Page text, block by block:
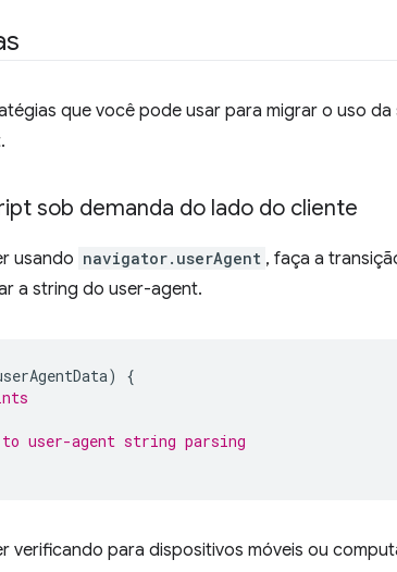
que você pode usar para migrar o uso
sob demanda do lado do cliente
usando navigator.userAgent , faça a
a string do user-agent.
)
{
user-agent string parsing
verificando para dispositivos móveis ou